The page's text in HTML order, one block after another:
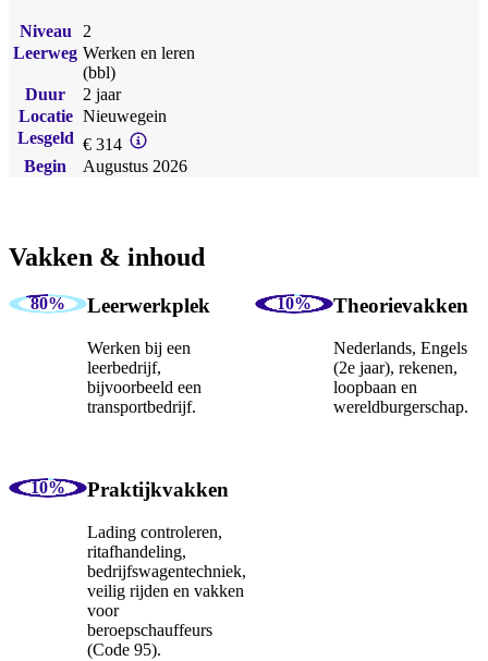
Niveau
2
Leerweg Werken en leren
(bbl)
Duur
2 jaar
Locatie Nieuwegein
Lesgeld € 314
Begin
Augustus 2026
Vakken & inhoud
Leerwerkplek
Werken bij een
leerbedrijf,
bijvoorbeeld een
transportbedrijf.
Theorievakken
Nederlands, Engels
(2e jaar), rekenen,
loopbaan en
wereldburgerschap.
Praktijkvakken
Lading controleren,
ritafhandeling,
bedrijfswagentechniek,
veilig rijden en vakken
voor
beroepschauffeurs
(Code 95).